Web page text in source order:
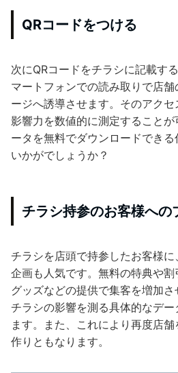
QRコードをつける
次にQRコードをチラシに記載す
マートフォンでの読み取りで店
ージへ誘導させます。そのアク
影響力を数値的に測定すること
ータを無料でダウンロードでき
いかがでしょうか？
チラシ持参のお客様への
チラシを店頭で持参したお客様
企画も人気です。無料の特典や
グッズなどの提供で集客を増加さ
チラシの影響を測る具体的なデ
ます。また、これにより再度店
作りともなります。